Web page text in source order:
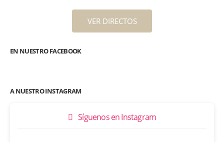
VER DIRECTOS
EN NUESTRO FACEBOOK
A NUESTRO INSTAGRAM
Síguenos en Instagram